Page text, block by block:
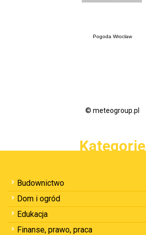
Pogoda Wrocław
© meteogroup.pl
Kategorie
Budownictwo
Dom i ogród
Edukacja
Finanse, prawo, praca